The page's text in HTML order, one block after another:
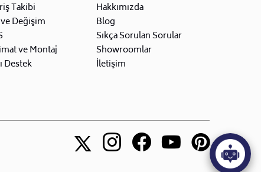
Takibi
Değişim
ve Montaj
Destek
Hakkımızda
Blog
Sıkça Sorulan Sorular
Showroomlar
İletişim